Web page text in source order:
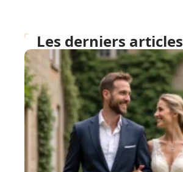
Les derniers articles